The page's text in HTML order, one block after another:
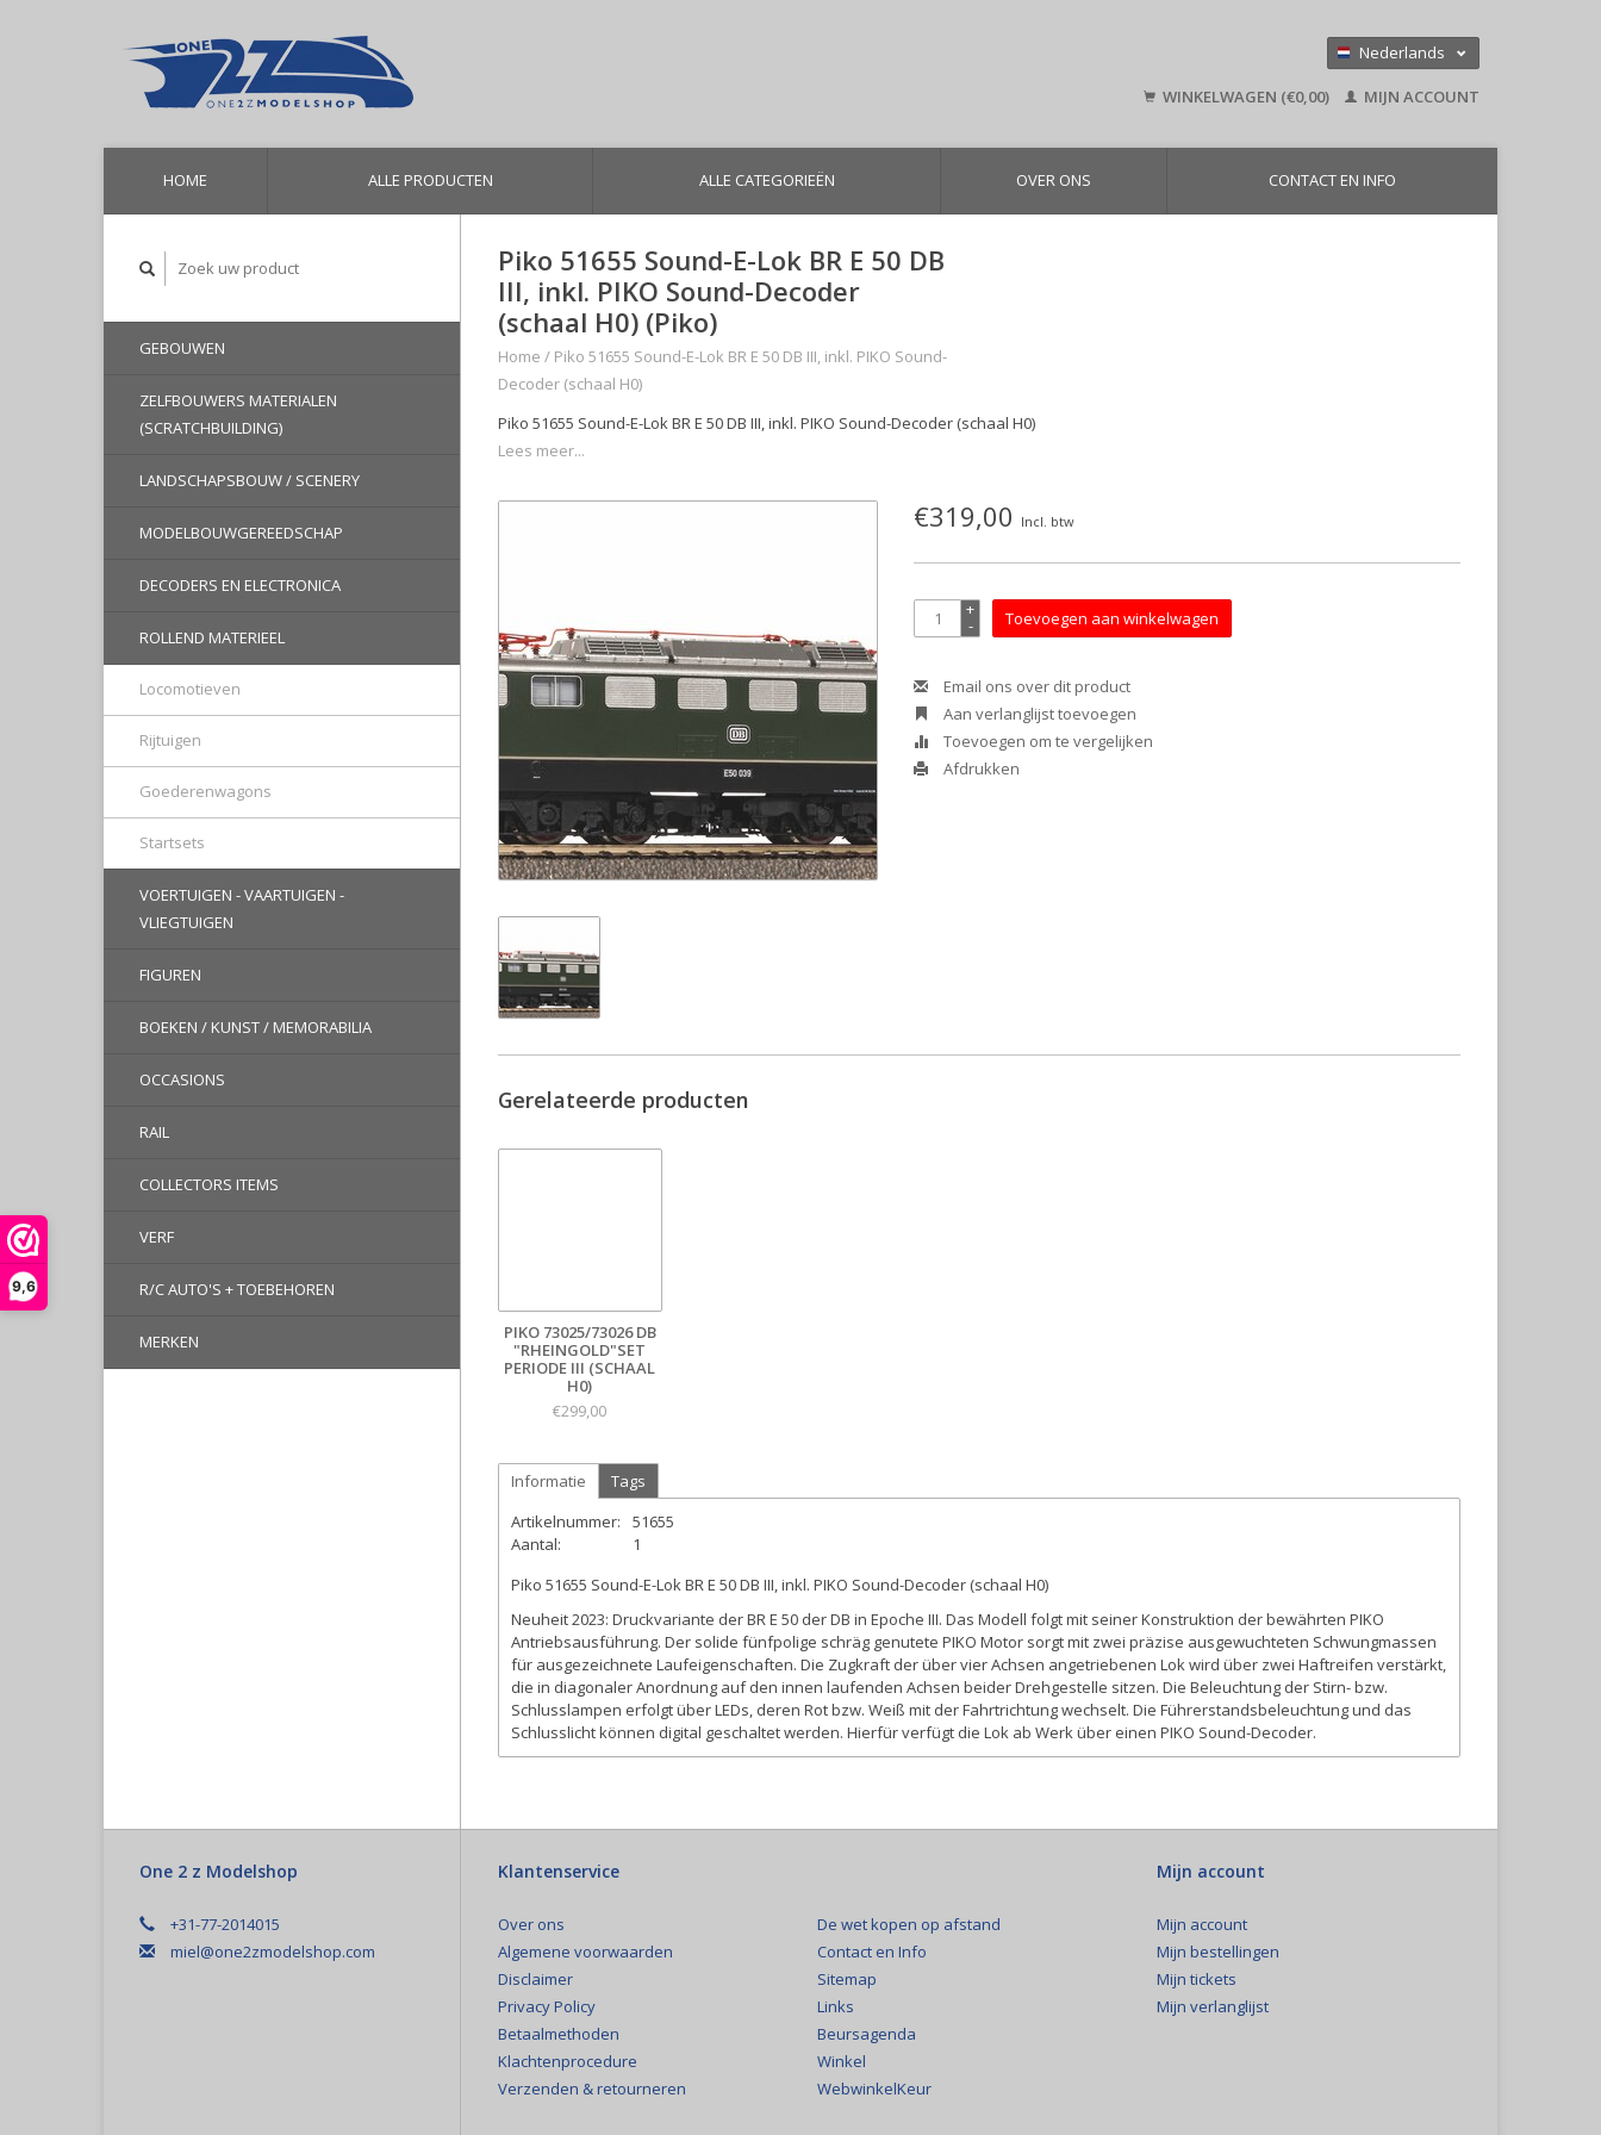
9,6
Nederlands
English
WINKELWAGEN (€0,00) MIJN ACCOUNT
HOME ALLE PRODUCTEN ALLE CATEGORIEËN OVER ONS CONTACT EN INFO
GEBOUWEN
ZELFBOUWERS MATERIALEN
(SCRATCHBUILDING)
LANDSCHAPSBOUW / SCENERY
MODELBOUWGEREEDSCHAP
DECODERS EN ELECTRONICA
ROLLEND MATERIEEL
Locomotieven
Rijtuigen
Goederenwagons
Startsets
VOERTUIGEN - VAARTUIGEN -
VLIEGTUIGEN
FIGUREN
BOEKEN / KUNST / MEMORABILIA
OCCASIONS
RAIL
COLLECTORS ITEMS
VERF
R/C AUTO'S + TOEBEHOREN
MERKEN
Piko 51655 Sound-E-Lok BR E 50 DB
III, inkl. PIKO Sound-Decoder
(schaal H0) (Piko)
Home / Piko 51655 Sound-E-Lok BR E 50 DB III, inkl. PIKO Sound-
Decoder (schaal H0)
Piko 51655 Sound-E-Lok BR E 50 DB III, inkl. PIKO Sound-Decoder (schaal H0)
Lees meer...
€319,00 Incl. btw
+
- Toevoegen aan winkelwagen
Email ons over dit product
Aan verlanglijst toevoegen
Toevoegen om te vergelijken
Afdrukken
Gerelateerde producten
PIKO 73025/73026 DB
"RHEINGOLD"SET
PERIODE III (SCHAAL
H0)
€299,00
Informatie
Tags
Artikelnummer:
51655
Aantal:
1
Piko 51655 Sound-E-Lok BR E 50 DB III, inkl. PIKO Sound-Decoder (schaal H0)
Neuheit 2023: Druckvariante der BR E 50 der DB in Epoche III. Das Modell folgt mit seiner Konstruktion der bewährten PIKO
Antriebsausführung. Der solide fünfpolige schräg genutete PIKO Motor sorgt mit zwei präzise ausgewuchteten Schwungmassen
für ausgezeichnete Laufeigenschaften. Die Zugkraft der über vier Achsen angetriebenen Lok wird über zwei Haftreifen verstärkt,
die in diagonaler Anordnung auf den innen laufenden Achsen beider Drehgestelle sitzen. Die Beleuchtung der Stirn- bzw.
Schlusslampen erfolgt über LEDs, deren Rot bzw. Weiß mit der Fahrtrichtung wechselt. Die Führerstandsbeleuchtung und das
Schlusslicht können digital geschaltet werden. Hierfür verfügt die Lok ab Werk über einen PIKO Sound-Decoder.
One 2 z Modelshop
+31-77-2014015
miel@one2zmodelshop.com
Klantenservice
Over ons
Algemene voorwaarden
Disclaimer
Privacy Policy
Betaalmethoden
Klachtenprocedure
Verzenden & retourneren
De wet kopen op afstand
Contact en Info
Sitemap
Links
Beursagenda
Winkel
WebwinkelKeur
Mijn account
Mijn account
Mijn bestellingen
Mijn tickets
Mijn verlanglijst